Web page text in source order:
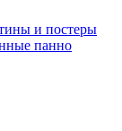
и постеры
панно
цветы